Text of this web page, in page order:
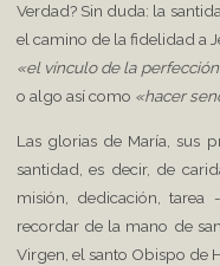
Verdad? Sin duda: la
el camino de la fidelidad a
«el vínculo de la
o algo así como «hacer
Las glorias de María, sus
santidad, es decir, de
misión, dedicación, tarea
recordar de la mano de
Virgen, el santo Obispo de